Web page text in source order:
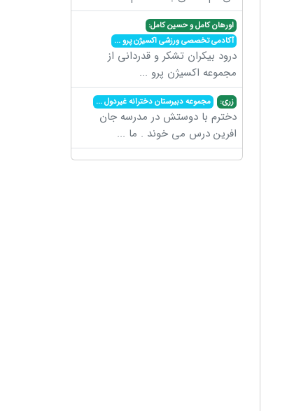
اورهان کامل و حسین کامل:
آکادمی تخصصی ورزشی اکسیژن پرو...
درود بیکران تشکر و قدردانی از
مجموعه اکسیژن پرو ...
زری: مجموعه دبیرستان دخترانه غیردول...
دخترم با دوستش در مدرسه جان
افرین درس می خوند . ما ...